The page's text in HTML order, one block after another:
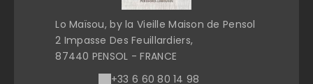
Lo Maïsou, by la Vieille Maison de Pensol
2 Impasse Des Feuillardiers,
87440 PENSOL - FRANCE
+33 6 60 80 14 98